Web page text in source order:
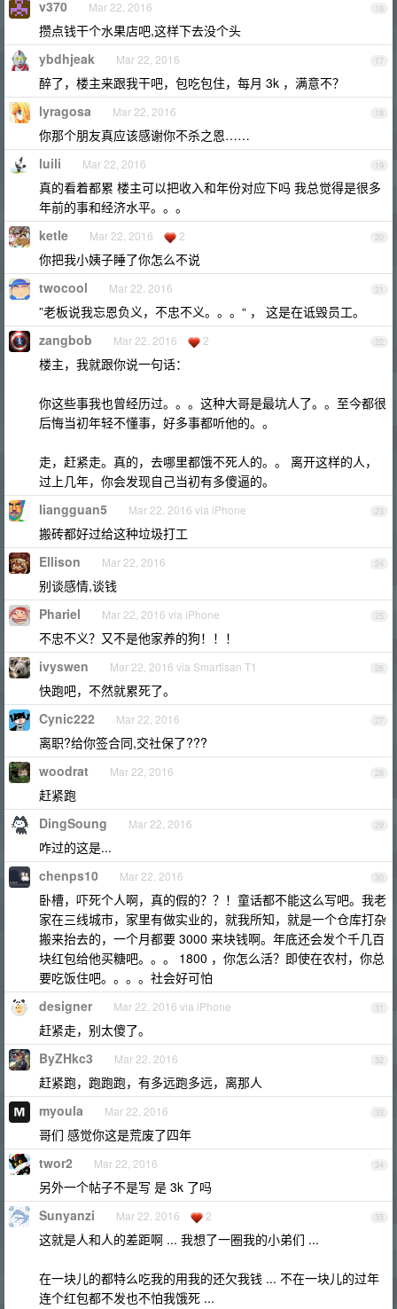
16
v370 Mar 22, 2016
攒点钱干个水果店吧,这样下去没个头
17
ybdhjeak Mar 22, 2016
醉了，楼主来跟我干吧，包吃包住，每月 3k ，满意不？
18
lyragosa Mar 22, 2016
你那个朋友真应该感谢你不杀之恩……
19
luili Mar 22, 2016
真的看着都累 楼主可以把收入和年份对应下吗 我总觉得是很多
年前的事和经济水平。。。
20
ketle Mar 22, 2016 2
你把我小姨子睡了你怎么不说
21
twocool Mar 22, 2016
”老板说我忘恩负义，不忠不义。。。“ ， 这是在诋毁员工。
22
zangbob Mar 22, 2016 2
楼主，我就跟你说一句话：
你这些事我也曾经历过。。。这种大哥是最坑人了。。至今都很
后悔当初年轻不懂事，好多事都听他的。。
走，赶紧走。真的，去哪里都饿不死人的。。 离开这样的人，
过上几年，你会发现自己当初有多傻逼的。
23
liangguan5 Mar 22, 2016 via iPhone
搬砖都好过给这种垃圾打工
24
Ellison Mar 22, 2016
别谈感情,谈钱
25
Phariel Mar 22, 2016 via iPhone
不忠不义？又不是他家养的狗！！！
26
ivyswen Mar 22, 2016 via Smartisan T1
快跑吧，不然就累死了。
27
Cynic222 Mar 22, 2016
离职?给你签合同,交社保了???
28
woodrat Mar 22, 2016
赶紧跑
29
DingSoung Mar 22, 2016
咋过的这是...
30
chenps10 Mar 22, 2016
卧槽，吓死个人啊，真的假的？？！童话都不能这么写吧。我老
家在三线城市，家里有做实业的，就我所知，就是一个仓库打杂
搬来抬去的，一个月都要 3000 来块钱啊。年底还会发个千几百
块红包给他买糖吧。。。 1800 ，你怎么活？即使在农村，你总
要吃饭住吧。。。。社会好可怕
31
designer Mar 22, 2016 via iPhone
赶紧走，别太傻了。
32
ByZHkc3 Mar 22, 2016
赶紧跑，跑跑跑，有多远跑多远，离那人
33
myoula Mar 22, 2016
哥们 感觉你这是荒废了四年
34
twor2 Mar 22, 2016
另外一个帖子不是写 是 3k 了吗
35
Sunyanzi Mar 22, 2016 2
这就是人和人的差距啊 ... 我想了一圈我的小弟们 ...
在一块儿的都特么吃我的用我的还欠我钱 ... 不在一块儿的过年
连个红包都不发也不怕我饿死 ...